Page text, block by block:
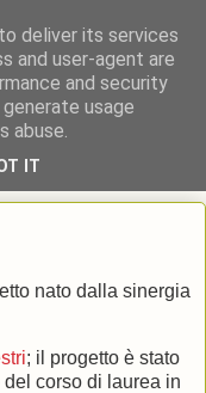
l'Aggiornamento, la
di Pisa
nato dalla sinergia
; il progetto è stato
corso di laurea in
deliver its services
and user-agent are
and security
usage
abuse.
IT